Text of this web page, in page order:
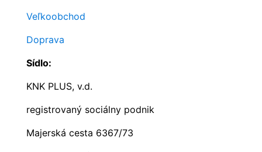
Veľkoobchod
Doprava
Sídlo:
KNK PLUS, v.d.
registrovaný sociálny podnik
Majerská cesta 6367/73